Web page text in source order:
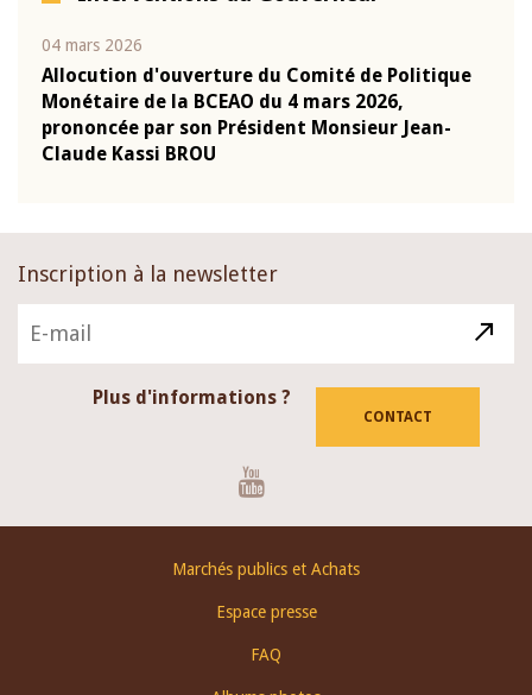
04 mars 2026
Allocution d'ouverture du Comité de Politique
Monétaire de la BCEAO du 4 mars 2026,
prononcée par son Président Monsieur Jean-
Claude Kassi BROU
Inscription à la newsletter
Plus d'informations ?
CONTACT
Marchés publics et Achats
Espace presse
FAQ